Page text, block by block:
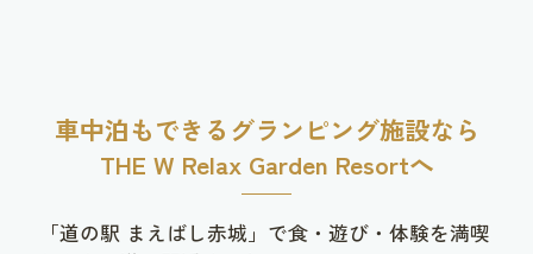
車中泊もできるグランピング施設なら
THE W Relax Garden Resortへ
「道の駅 まえばし赤城」で食・遊び・体験を満喫